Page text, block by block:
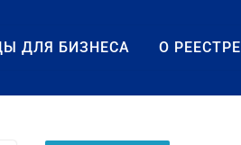
ДЛЯ БИЗНЕСА О РЕЕСТРЕ